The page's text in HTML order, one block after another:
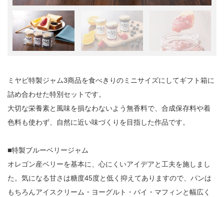
ミヤビ特製ジャム3商品を食べきりのミニサイズにしてギフト箱に
詰め合わせた特別セットです。
大切な栄養素と風味を損なわないよう無香料で、合成保存料や着
色料も使わず、自然に近い味づくりを目指した作品です。
■特製ブルーベリージャム
オレゴン産ベリーを基本に、心にくいアイデアと工夫を施しまし
た。気になる甘さは糖度45度と低く抑えてありますので、パンは
もちろんアイスクリーム・ヨーグルト・パイ・マフィンと幅広く